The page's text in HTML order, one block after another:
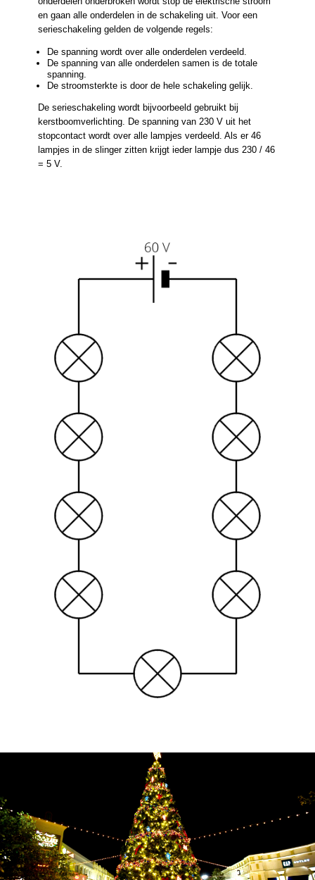
en gaan alle onderdelen in de schakeling uit. Voor een
serieschakeling gelden de volgende regels:
De spanning wordt over alle onderdelen verdeeld.
De spanning van alle onderdelen samen is de totale
spanning.
De stroomsterkte is door de hele schakeling gelijk.
De serieschakeling wordt bijvoorbeeld gebruikt bij
kerstboomverlichting. De spanning van 230 V uit het
stopcontact wordt over alle lampjes verdeeld. Als er 46
lampjes in de slinger zitten krijgt ieder lampje dus 230 / 46
= 5 V.